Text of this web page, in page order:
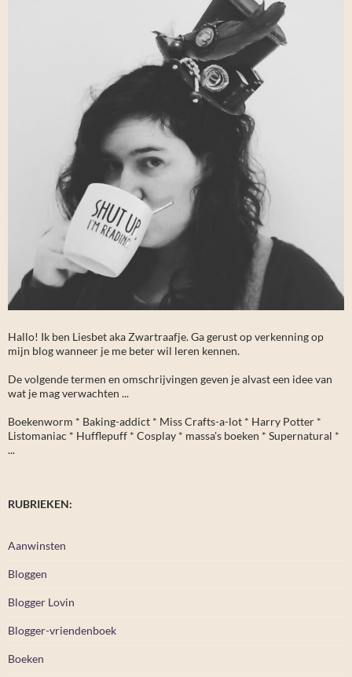
Hallo! Ik ben Liesbet aka Zwartraafje. Ga gerust op verkenning op
mijn blog wanneer je me beter wil leren kennen.
De volgende termen en omschrijvingen geven je alvast een idee van
wat je mag verwachten ...
Boekenworm * Baking-addict * Miss Crafts-a-lot * Harry Potter *
Listomaniac * Hufflepuff * Cosplay * massa's boeken * Supernatural *
...
RUBRIEKEN:
Aanwinsten
Bloggen
Blogger Lovin
Blogger-vriendenboek
Boeken